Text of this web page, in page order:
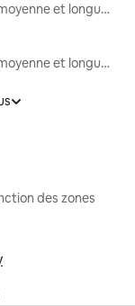
Locations moyenne et longue durée
Locations moyenne et longue durée
des zones